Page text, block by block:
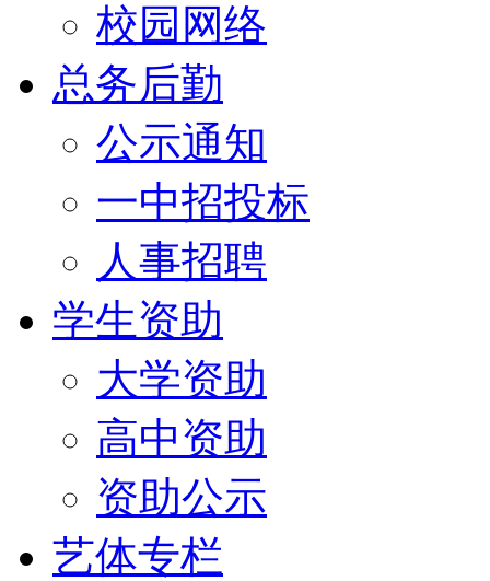
校园网络
总务后勤
公示通知
一中招投标
人事招聘
学生资助
大学资助
高中资助
资助公示
艺体专栏